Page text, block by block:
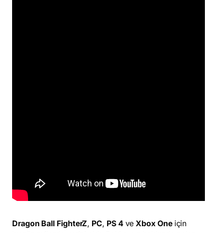
Dragon Ball FighterZ, PC, PS 4 ve Xbox One için